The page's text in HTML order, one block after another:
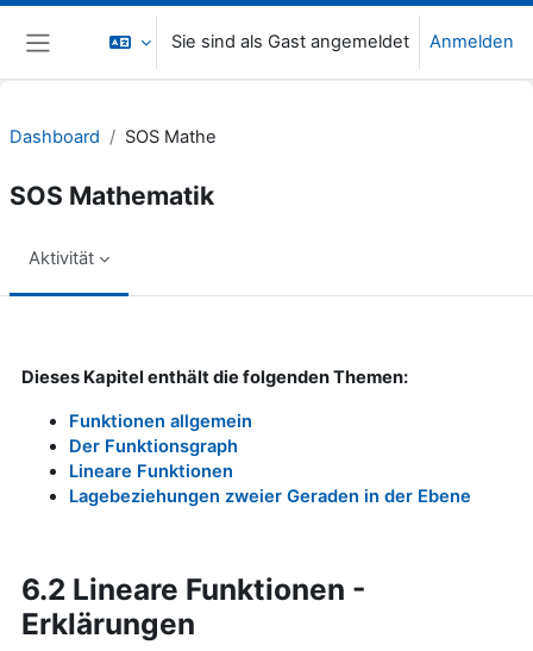
Zum Hauptinhalt
Website-Übersicht
Sie sind als Gast angemeldet Anmelden
Dashboard SOS Mathe
SOS Mathematik
Aktivität
Dieses Kapitel enthält die folgenden Themen:
Funktionen allgemein
Der Funktionsgraph
Lineare Funktionen
Lagebeziehungen zweier Geraden in der Ebene
6.2 Lineare Funktionen -
Erklärungen